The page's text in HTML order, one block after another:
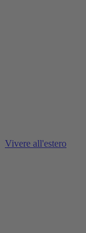
Vivere all'estero